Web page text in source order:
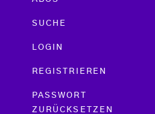
SUCHE
LOGIN
REGISTRIEREN
PASSWORT
ZURÜCKSETZEN